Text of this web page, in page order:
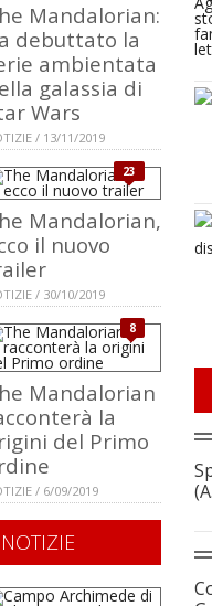
Mandalorian:
debuttato la
ambientata
galassia di
Wars
/ 13/11/2019
23
Mandalorian,
il nuovo
/ 30/10/2019
8
Mandalorian
la
del Primo
/ 6/09/2019
NOTIZIE